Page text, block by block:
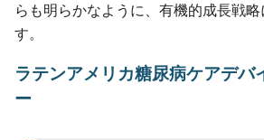
らも明らかなように、有機的成長戦
す。
ラテンアメリカ糖尿病ケアデバ
ー